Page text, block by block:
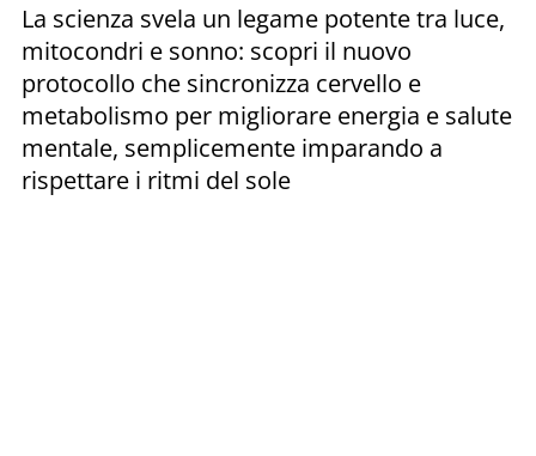
La scienza svela un legame potente tra luce,
mitocondri e sonno: scopri il nuovo
protocollo che sincronizza cervello e
metabolismo per migliorare energia e salute
mentale, semplicemente imparando a
rispettare i ritmi del sole